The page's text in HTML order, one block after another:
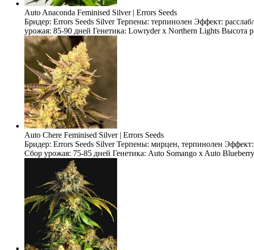
Auto Anaconda Feminised Silver | Errors Seeds
Бридер: Errors Seeds Silver Терпены: терпинолен Эффект:
урожая: 85-90 дней Генетика: Lowryder x Northern Lights Высота
Auto Chere Feminised Silver | Errors Seeds
Бридер: Errors Seeds Silver Терпены: мирцен, терпинолен
Сбор урожая: 75-85 дней Генетика: Auto Somango x Auto